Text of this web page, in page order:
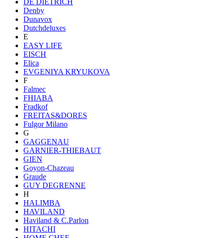
Denby
Dunavox
Dutchdeluxes
E
EASY LIFE
EISCH
Elica
EVGENIYA KRYUKOVA
F
Falmec
FHIABA
Fradkof
FREITAS&DORES
Fulgor Milano
G
GAGGENAU
GARNIER-THIEBAUT
GIEN
Goyon-Chazeau
Graude
GUY DEGRENNE
H
HALIMBA
HAVILAND
Haviland & C.Parlon
HITACHI